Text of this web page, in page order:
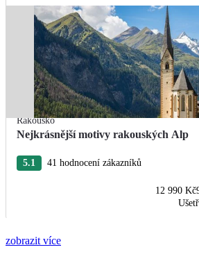
Rakousko
Nejkrásnější motivy rakouských Alp
5.1 41 hodnocení zákazníků
12 990 Kč
zobrazit více